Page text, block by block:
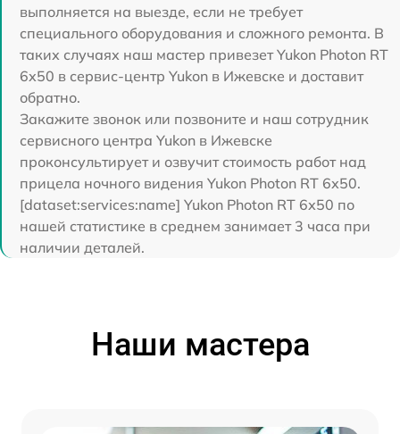
выполняется на выезде, если не требует
специального оборудования и сложного ремонта. В
таких случаях наш мастер привезет Yukon Photon RT
6х50 в сервис-центр Yukon в Ижевске и доставит
обратно.
Закажите звонок или позвоните и наш сотрудник
сервисного центра Yukon в Ижевске
проконсультирует и озвучит стоимость работ над
прицела ночного видения Yukon Photon RT 6х50.
[dataset:services:name] Yukon Photon RT 6х50 по
нашей статистике в среднем занимает 3 часа при
наличии деталей.
Наши мастера